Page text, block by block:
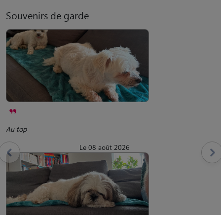
Souvenirs de garde
Au top
Le 08 août 2026